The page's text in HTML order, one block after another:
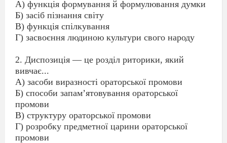
А) функція формування й формулювання думки
Б) засіб пізнання світу
В) функція спілкування
Г) засвоєння людиною культури свого народу
2. Диспозицiя — це роздiл риторики, який
вивчає...
А) засоби виразностi ораторської промови
Б) способи запам’ятовування ораторської
промови
В) структуру ораторської промови
Г) розробку предметної царини ораторської
промови